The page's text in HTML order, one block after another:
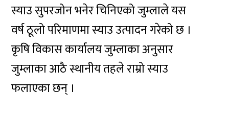
स्याउ सुपरजोन भनेर चिनिएको जुम्लाले यस
वर्ष ठूलो परिमाणमा स्याउ उत्पादन गरेको छ ।
कृषि विकास कार्यालय जुम्लाका अनुसार
जुम्लाका आठै स्थानीय तहले राम्रो स्याउ
फलाएका छन् ।